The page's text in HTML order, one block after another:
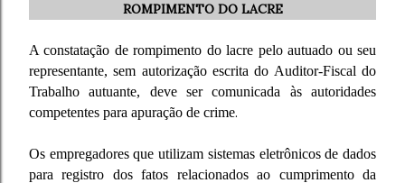
ROMPIMENTO DO LACRE
A constatação de rompimento do lacre pelo autuado ou seu
representante, sem autorização escrita do Auditor-Fiscal do
Trabalho autuante, deve ser comunicada às autoridades
competentes para apuração de crime.
Os empregadores que utilizam sistemas eletrônicos de dados
para registro dos fatos relacionados ao cumprimento da